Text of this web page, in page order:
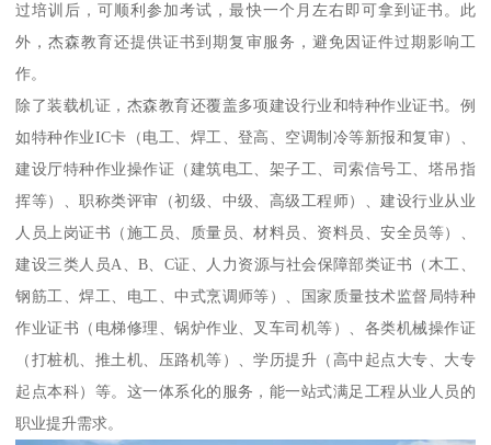
过培训后，可顺利参加考试，最快一个月左右即可拿到证书。此
外，杰森教育还提供证书到期复审服务，避免因证件过期影响工
作。
除了装载机证，杰森教育还覆盖多项建设行业和特种作业证书。例
如特种作业IC卡（电工、焊工、登高、空调制冷等新报和复审）、
建设厅特种作业操作证（建筑电工、架子工、司索信号工、塔吊指
挥等）、职称类评审（初级、中级、高级工程师）、建设行业从业
人员上岗证书（施工员、质量员、材料员、资料员、安全员等）、
建设三类人员A、B、C证、人力资源与社会保障部类证书（木工、
钢筋工、焊工、电工、中式烹调师等）、国家质量技术监督局特种
作业证书（电梯修理、锅炉作业、叉车司机等）、各类机械操作证
（打桩机、推土机、压路机等）、学历提升（高中起点大专、大专
起点本科）等。这一体系化的服务，能一站式满足工程从业人员的
职业提升需求。